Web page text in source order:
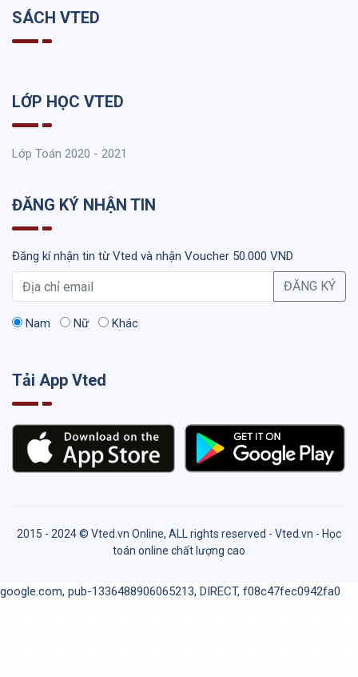
SÁCH VTED
LỚP HỌC VTED
Lớp Toán 2020 - 2021
ĐĂNG KÝ NHẬN TIN
Đăng kí nhận tin từ Vted và nhận Voucher 50.000 VND
ĐĂNG KÝ
Nam Nữ Khác
Tải App Vted
2015 - 2024 © Vted.vn Online, ALL rights reserved - Vted.vn - Học
toán online chất lượng cao
google.com, pub-1336488906065213, DIRECT, f08c47fec0942fa0